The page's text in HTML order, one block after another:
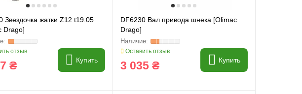
Звездочка жатки Z12 t19.05
Drago]
отзыв
₴ Купить
DF6230 Вал привода шнека [Olimac
Drago]
Оставить отзыв
3 035 ₴ Купить